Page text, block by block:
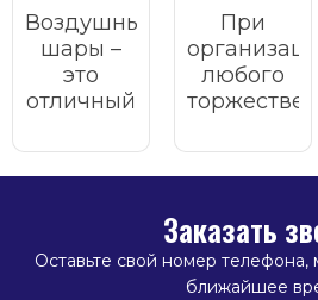
Воздушные
шары –
это
отличный
для
украшения
торжественного
мероприятия.
При
любого
важно
учесть
факторов:
список
Заказать
Оставьте свой номер
ближайшее